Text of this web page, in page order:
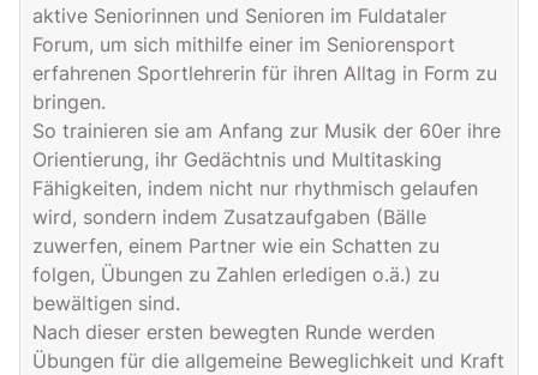
aktive Seniorinnen und Senioren im Fuldataler
Forum, um sich mithilfe einer im Seniorensport
erfahrenen Sportlehrerin für ihren Alltag in Form zu
bringen.
So trainieren sie am Anfang zur Musik der 60er ihre
Orientierung, ihr Gedächtnis und Multitasking
Fähigkeiten, indem nicht nur rhythmisch gelaufen
wird, sondern indem Zusatzaufgaben (Bälle
zuwerfen, einem Partner wie ein Schatten zu
folgen, Übungen zu Zahlen erledigen o.ä.) zu
bewältigen sind.
Nach dieser ersten bewegten Runde werden
Übungen für die allgemeine Beweglichkeit und Kraft